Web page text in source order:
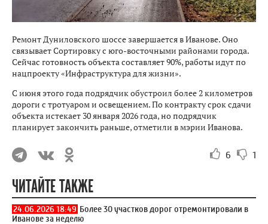
Ремонт Дуниловского шоссе завершается в Иванове. Оно
связывает Сортировку с юго-восточными районами города.
Сейчас готовность объекта составляет 90%, работы идут по
нацпроекту «Инфраструктура для жизни».
С июня этого года подрядчик обустроил более 2 километров
дороги с тротуаром и освещением. По контракту срок сдачи
объекта истекает 30 января 2026 года, но подрядчик
планирует закончить раньше, отметили в мэрии Иванова.
6 1
ЧИТАЙТЕ ТАКЖЕ
24.06.2026 18:49 Более 30 участков дорог отремонтировали в
Иванове за неделю